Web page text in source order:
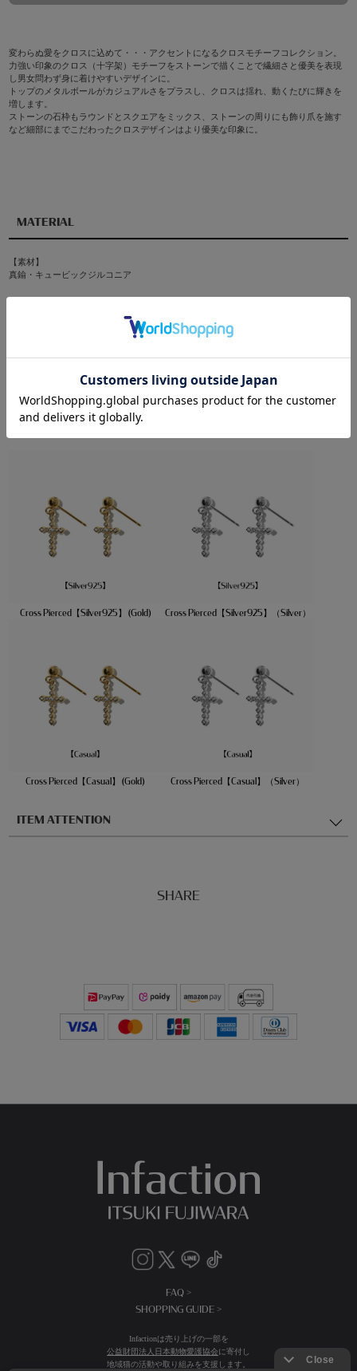
変わらぬ愛をクロスに込めて・・・アクセントになるクロスモチーフコレクション。
力強い印象のクロス（十字架）モチーフをストーンで描くことで繊細さと優美を表現
し男女問わず身に着けやすいデザインに。
トップのメタルボールがカジュアルさをプラスし、クロスは揺れ、動くたびに輝きを
増します。
ストーンの石枠もラウンドとスクエアをミックス、ストーンの周りにも飾り爪を施す
など細部にまでこだわったクロスデザインはより優美な印象に。
MATERIAL
【素材】
真鍮・キュービックジルコニア
重さ：約0.7g（片耳）
Recommended Items
Cross Pierced【Silver925】 (Gold) Cross Pierced【Silver925】（Silver）
Cross Pierced【Casual】 (Gold) Cross Pierced【Casual】（Silver）
ITEM ATTENTION
SHARE
FAQ >
SHOPPING GUIDE >
Infactionは売り上げの一部を
公益財団法人日本動物愛護協会に寄付し
地域猫の活動や取り組みを支援します。